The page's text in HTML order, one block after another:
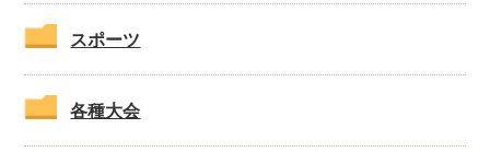
スポーツ
各種大会